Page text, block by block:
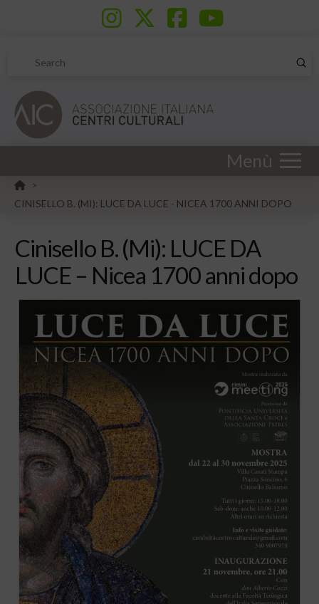
Search
Menù
HOME
>
CINISELLO B. (MI): LUCE DA LUCE - NICEA 1700 ANNI DOPO
Cinisello B. (Mi): LUCE DA
LUCE – Nicea 1700 anni dopo